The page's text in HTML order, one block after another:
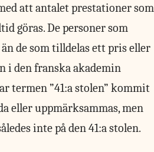
att antalet prestationer som
göras. De personer som
de som tilldelas ett pris eller
i den franska akademin
termen ”41:a stolen” kommit
eller uppmärksammas, men
inte på den 41:a stolen.